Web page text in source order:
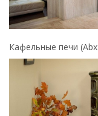
Кафельные печи